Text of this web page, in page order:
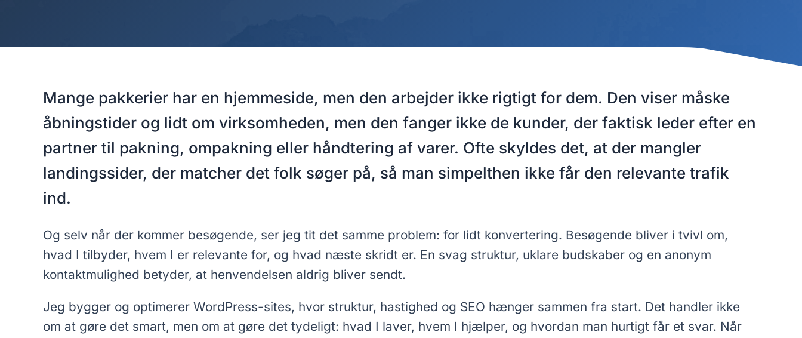
Mange pakkerier har en hjemmeside, men den arbejder ikke rigtigt for dem. Den viser måske
åbningstider og lidt om virksomheden, men den fanger ikke de kunder, der faktisk leder efter en
partner til pakning, ompakning eller håndtering af varer. Ofte skyldes det, at der mangler
landingssider, der matcher det folk søger på, så man simpelthen ikke får den relevante trafik
ind.
Og selv når der kommer besøgende, ser jeg tit det samme problem: for lidt konvertering. Besøgende bliver i tvivl om,
hvad I tilbyder, hvem I er relevante for, og hvad næste skridt er. En svag struktur, uklare budskaber og en anonym
kontaktmulighed betyder, at henvendelsen aldrig bliver sendt.
Jeg bygger og optimerer WordPress-sites, hvor struktur, hastighed og SEO hænger sammen fra start. Det handler ikke
om at gøre det smart, men om at gøre det tydeligt: hvad I laver, hvem I hjælper, og hvordan man hurtigt får et svar. Når